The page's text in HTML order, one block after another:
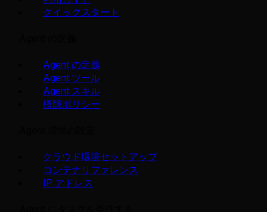
クイックスタート
Agent の定義
Agent ツール
Agent スキル
権限ポリシー
クラウド環境セットアップ
コンテナリファレンス
IP アドレス